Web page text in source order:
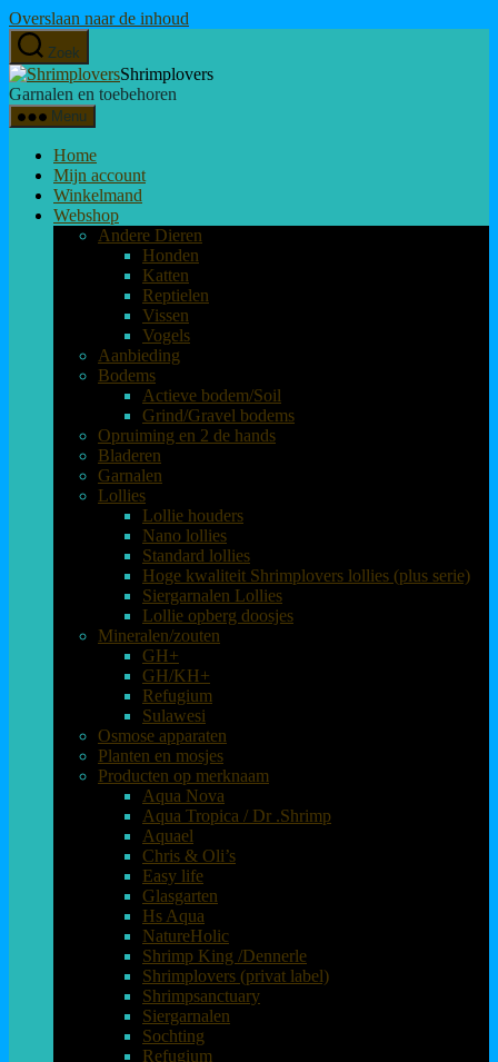
Overslaan naar de inhoud
Zoek
Shrimplovers
Garnalen en toebehoren
Menu
Home
Mijn account
Winkelmand
Webshop
Andere Dieren
Honden
Katten
Reptielen
Vissen
Vogels
Aanbieding
Bodems
Actieve bodem/Soil
Grind/Gravel bodems
Opruiming en 2 de hands
Bladeren
Garnalen
Lollies
Lollie houders
Nano lollies
Standard lollies
Hoge kwaliteit Shrimplovers lollies (plus serie)
Siergarnalen Lollies
Lollie opberg doosjes
Mineralen/zouten
GH+
GH/KH+
Refugium
Sulawesi
Osmose apparaten
Planten en mosjes
Producten op merknaam
Aqua Nova
Aqua Tropica / Dr .Shrimp
Aquael
Chris & Oli’s
Easy life
Glasgarten
Hs Aqua
NatureHolic
Shrimp King /Dennerle
Shrimplovers (privat label)
Shrimpsanctuary
Siergarnalen
Sochting
Refugium